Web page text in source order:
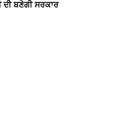
ਦੀ ਬਣੇਗੀ ਸਰਕਾਰ